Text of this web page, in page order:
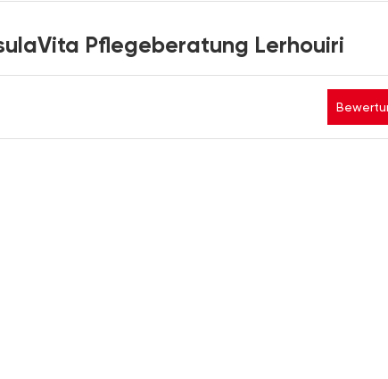
Pflegeberatung Lerhouiri